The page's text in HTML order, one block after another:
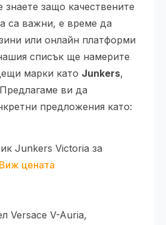
знаете защо качествените
са важни, е време да
или онлайн платформи
списък ще намерите
марки като Junkers,
ви да
предложения като:
Junkers Victoria за
Виж цената
Versace V-Auria,